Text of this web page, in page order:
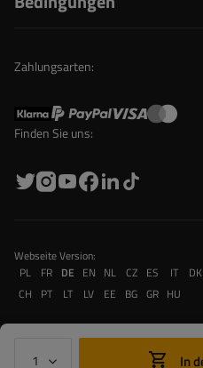
In
Zahlungsarten:
Finden Sie uns:
Webseite Version:
PL
FR DE EN NL CZ ES IT DK
CH
PT LT LV EE BG GR HU